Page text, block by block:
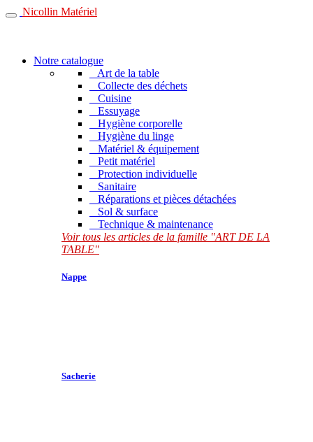
Nicollin Matériel
Notre catalogue
Art de la table
Collecte des déchets
Cuisine
Essuyage
Hygiène corporelle
Hygiène du linge
Matériel & équipement
Petit matériel
Protection individuelle
Sanitaire
Réparations et pièces détachées
Sol & surface
Technique & maintenance
Voir tous les articles de la famille "ART DE LA
TABLE"
Nappe
Sacherie